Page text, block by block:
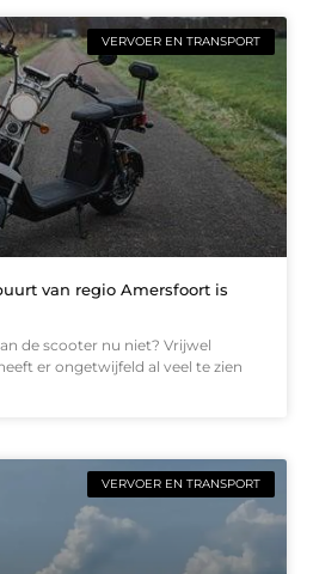
VERVOER EN TRANSPORT
van regio Amersfoort is
de scooter nu niet? Vrijwel
er ongetwijfeld al veel te zien
VERVOER EN TRANSPORT